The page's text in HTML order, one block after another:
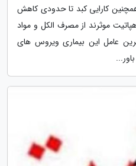
کارایی کبد تا حدودی کاهش
موثرند از مصرف الکل و مواد
عامل این بیماری ویروس های